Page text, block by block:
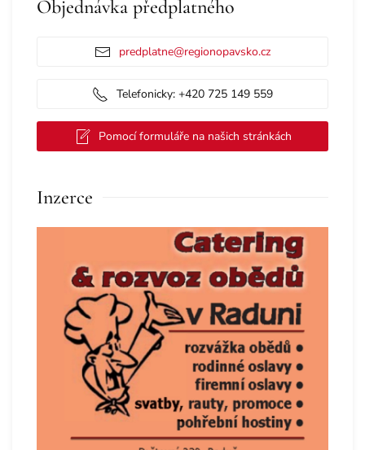
Objednávka předplatného
predplatne@regionopavsko.cz
Telefonicky: +420 725 149 559
Pomocí formuláře na našich stránkách
Inzerce